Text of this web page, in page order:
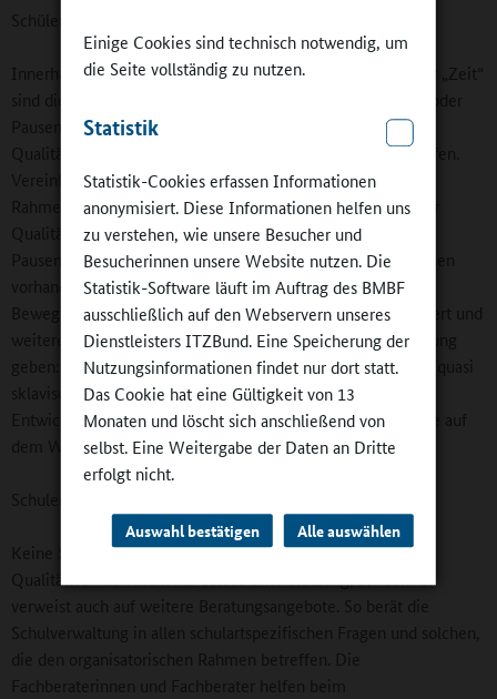
Einige Cookies sind technisch notwendig, um
die Seite vollständig zu nutzen.
Statistik
Statistik-Cookies erfassen Informationen
anonymisiert. Diese Informationen helfen uns
zu verstehen, wie unsere Besucher und
Besucherinnen unsere Website nutzen. Die
Statistik-Software läuft im Auftrag des BMBF
ausschließlich auf den Webservern unseres
Dienstleisters ITZBund. Eine Speicherung der
Nutzungsinformationen findet nur dort statt.
Das Cookie hat eine Gültigkeit von 13
Monaten und löscht sich anschließend von
selbst. Eine Weitergabe der Daten an Dritte
erfolgt nicht.
Auswahl bestätigen Alle auswählen
Schülerinnen und Schüler.
Innerhalb jedes Merkmals gibt es mehrere Aspekte, bei der „Zeit“
sind dies zum Beispiel Unterrichtszeit, Kontingentstunden oder
Pausen. Ausgehend von den Standards erläutert der
Qualitätsrahmen jeweils den Aufstieg über die Qualitätsstufen.
Vereinfacht ausgedrückt werden immer mehr
Rahmenbedingungen in die Arbeit einbezogen, je höher der
Qualitätsgrad ist. So ist beim Merkmal „Zeit“ in Stufe 1 ein
Pausenkonzept mit einer Mittags- und zwei Vormittagspausen
vorhanden, während in Qualitätsstufe 3 eine Pausen- und
Bewegungskonzeption angewendet wird, die bereits evaluiert und
weiterentwickelt wurde. „Aber hier darf ich gleich Entwarnung
geben: Der Qualitätsrahmen will keine Checkliste sein, die quasi
sklavisch Punkt für Punkt abzuarbeiten ist. Er soll
Entwicklungsperspektiven aufzeigen und setzt Meilensteine auf
dem Weg zur Ganztagsbildung“, sagt die Kultusministerin.
Schulen werden bei der Weiterentwicklung unterstützt
Keine Schule wird allein gelassen. Deshalb leistet der
Qualitätsrahmen nicht nur selbst Unterstützung, sondern er
verweist auch auf weitere Beratungsangebote. So berät die
Schulverwaltung in allen schulartspezifischen Fragen und solchen,
die den organisatorischen Rahmen betreffen. Die
Fachberaterinnen und Fachberater helfen beim